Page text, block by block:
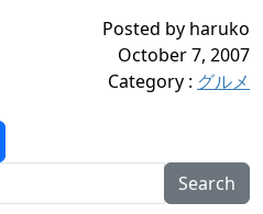
Posted by haruko
October 7, 2007
Category : グルメ
Search